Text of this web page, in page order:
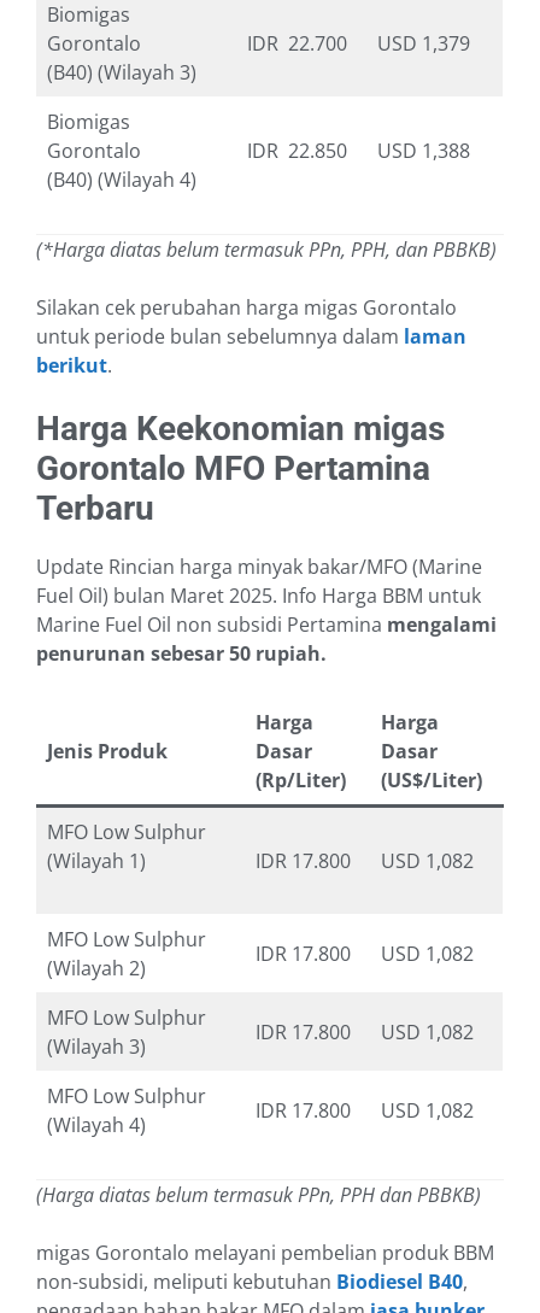
Biomigas
Gorontalo
(B40) (Wilayah 3)
IDR 22.700 USD 1,379
Biomigas
Gorontalo
(B40) (Wilayah 4)
IDR 22.850 USD 1,388
(*Harga diatas belum termasuk PPn, PPH, dan PBBKB)
Silakan cek perubahan harga migas Gorontalo
untuk periode bulan sebelumnya dalam laman
berikut.
Harga Keekonomian migas
Gorontalo MFO Pertamina
Terbaru
Update Rincian harga minyak bakar/MFO (Marine
Fuel Oil) bulan Maret 2025. Info Harga BBM untuk
Marine Fuel Oil non subsidi Pertamina mengalami
penurunan sebesar 50 rupiah.
Jenis Produk
Harga
Dasar
(Rp/Liter)
Harga
Dasar
(US$/Liter)
MFO Low Sulphur
(Wilayah 1)
IDR 17.800 USD 1,082
MFO Low Sulphur
(Wilayah 2)
IDR 17.800 USD 1,082
MFO Low Sulphur
(Wilayah 3)
IDR 17.800 USD 1,082
MFO Low Sulphur
(Wilayah 4)
IDR 17.800 USD 1,082
(Harga diatas belum termasuk PPn, PPH dan PBBKB)
migas Gorontalo melayani pembelian produk BBM
non-subsidi, meliputi kebutuhan Biodiesel B40,